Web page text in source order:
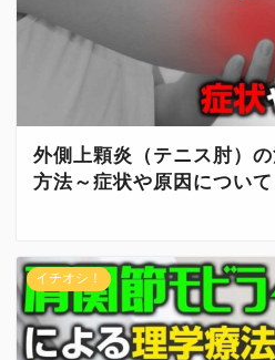
外側上顆炎（テニス肘）
方法～症状や原因について
イチオシ！